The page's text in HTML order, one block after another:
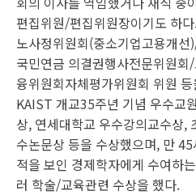
편집위원/편집위원장이기도 하
노사정위원회(중소기업고용개
국민연금 의결권행사전문위원
융위원회자체평가위원회 위원
KAIST 개교35주년 기념 우수교
상, 연세대학교 우수강의교수상,
수논문상 등을 수상했으며, 만
적을 보인 경제학자에게 수여하
러 학술/교육관련 수상을 했다.